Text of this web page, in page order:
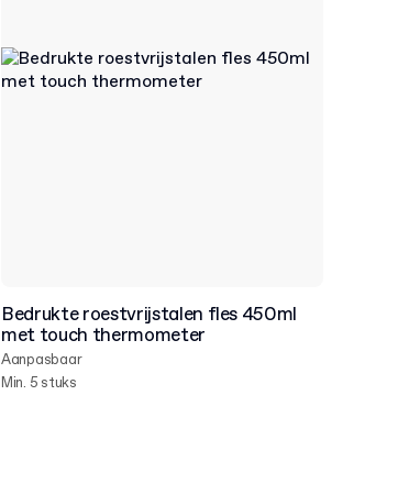
Bedrukte roestvrijstalen fles 450ml
met touch thermometer
Aanpasbaar
Min. 5 stuks